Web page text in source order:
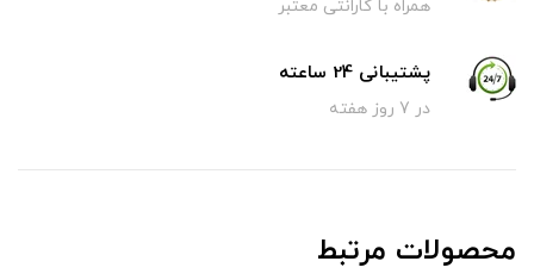
همراه با گارانتی معتبر
پشتیبانی 24 ساعته
در 7 روز هفته
محصولات مرتبط